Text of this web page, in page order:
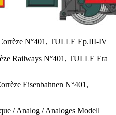
N°401, TULLE Ep.III-IV
Railways N°401, TULLE Era
Eisenbahnen N°401,
/ Analog / Analoges Modell